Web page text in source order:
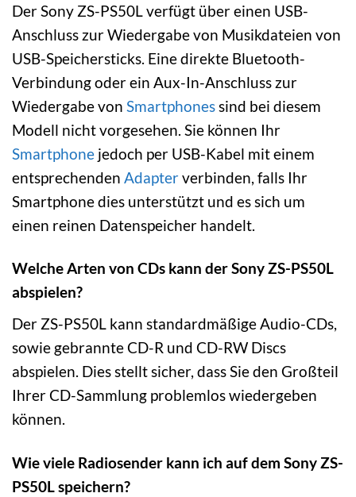
Der Sony ZS-PS50L verfügt über einen USB-
Anschluss zur Wiedergabe von Musikdateien von
USB-Speichersticks. Eine direkte Bluetooth-
Verbindung oder ein Aux-In-Anschluss zur
Wiedergabe von Smartphones sind bei diesem
Modell nicht vorgesehen. Sie können Ihr
Smartphone jedoch per USB-Kabel mit einem
entsprechenden Adapterverbinden, falls Ihr
Smartphone dies unterstützt und es sich um
einen reinen Datenspeicher handelt.
Welche Arten von CDs kann der Sony ZS-PS50L
abspielen?
Der ZS-PS50L kann standardmäßige Audio-CDs,
sowie gebrannte CD-R und CD-RW Discs
abspielen. Dies stellt sicher, dass Sie den Großteil
Ihrer CD-Sammlung problemlos wiedergeben
können.
Wie viele Radiosender kann ich auf dem Sony ZS-
PS50L speichern?